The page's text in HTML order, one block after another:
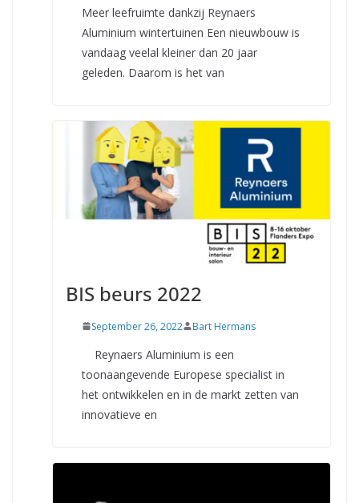
Meer leefruimte dankzij Reynaers
Aluminium wintertuinen Een nieuwbouw is
vandaag veelal kleiner dan 20 jaar
geleden. Daarom is het van
BIS beurs 2022
September 26, 2022 Bart Hermans
Reynaers Aluminium is een
toonaangevende Europese specialist in
het ontwikkelen en in de markt zetten van
innovatieve en